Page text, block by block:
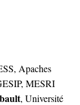
Apaches
MESRI
, Université